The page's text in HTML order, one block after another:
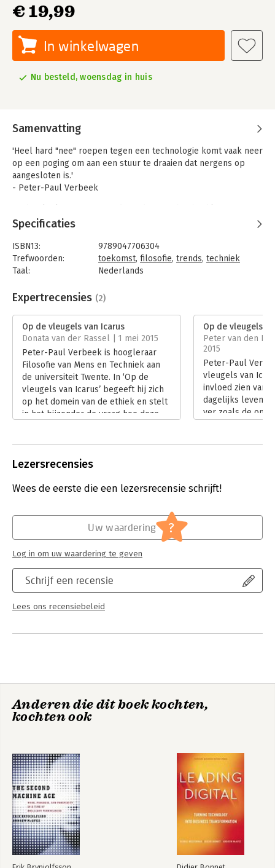
€ 19,99
In winkelwagen
Nu besteld, woensdag in huis
Samenvatting
'Heel hard "nee" roepen tegen een technologie komt vaak neer
op een poging om aan een stuur te draaien dat nergens op
aangesloten is.'
- Peter-Paul Verbeek
recent ontwikkelde chip die de mannelijke vruchtbaarheid test,
blijkt het ook mogelijk te maken om de spermacellen voor
een meisje te scheiden van die voor een jongetje. Deze praktijk
is nu nog verboden, maar wat gebeurt er als er straks een
doe-het-zelf-apparaatje voor geslachtskeuze komt? En wat te
informatie geeft over de mensen en dingen om ons heen? Wat
gaat dit betekenen voor menselijke relaties, voor de openbare
ruimte?
Er bestaat geen onafhankelijk, vooraf gegeven kader waarmee
we dergelijke technologieën kunnen beoordelen, zegt Peter-
Paul Verbeek. Iedere innovatie dwingt ons tot nieuwe
afwegingen. Het heeft weinig zin om de vraag te stellen of we
een bepaalde technologie wel of niet hadden moeten toelaten
tot de samenleving. Als iets eenmaal is uitgevonden, dan is de
wereld al veranderd en moeten we ook onszelf opnieuw
het inzicht dat de techniek zélf ethisch geladen is. We moeten
leren vliegen met zijn wassen vleugels.
Specificaties
ISBN13:
9789047706304
Trefwoorden:
toekomst, filosofie, trends, techniek
Taal:
Nederlands
Uitgever:
Lemniscaat
Hoofdrubriek: Filosofie
Expertrecensies (2)
Op de vleugels van Icarus
Donata van der Rassel | 1 mei 2015
Peter-Paul Verbeek is hoogleraar
Filosofie van Mens en Techniek aan
de universiteit Twente. In ‘Op de
vleugels van Icarus’ begeeft hij zich
op het domein van de ethiek en stelt
in het bijzonder de vraag hoe deze
Lees verder
Op de vleugels
Peter van den
2015
Peter-Paul
vleugels van
invloed zien van
dagelijks leven.
ver zoals de
Lezersrecensies
Wees de eerste die een lezersrecensie schrijft!
Schrijf een recensie
Lees ons recensiebeleid
Uw waardering ?
Log in om uw waardering te geven
Anderen die dit boek kochten,
kochten ook